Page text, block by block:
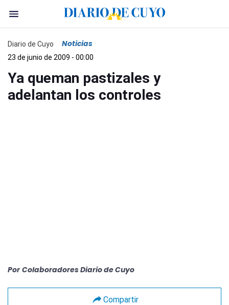
Diario de Cuyo Noticias
23 de junio de 2009 - 00:00
Ya queman pastizales y
adelantan los controles
Por Colaboradores Diario de Cuyo
Compartir